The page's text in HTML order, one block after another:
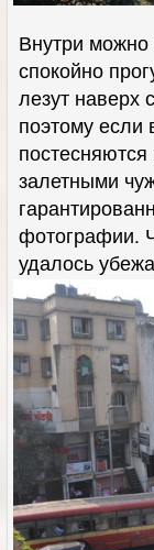
Внутри можно
спокойно
лезут наверх
поэтому если
залетными
фотографии.
удалось